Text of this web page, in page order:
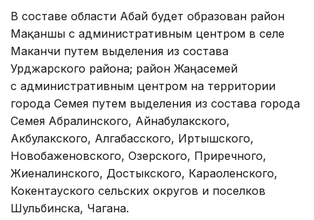
В составе области Абай будет образован район
Мақаншы с административным центром в селе
Маканчи путем выделения из состава
Урджарского района; район Жаңасемей
с административным центром на территории
города Семея путем выделения из состава города
Семея Абралинского, Айнабулакского,
Акбулакского, Алгабасского, Иртышского,
Новобаженовского, Озерского, Приречного,
Жиеналинского, Достыкского, Караоленского,
Кокентауского сельских округов и поселков
Шульбинска, Чагана.